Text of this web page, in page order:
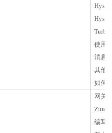
使用
消息
其他
如何
网关
Zuul
编写